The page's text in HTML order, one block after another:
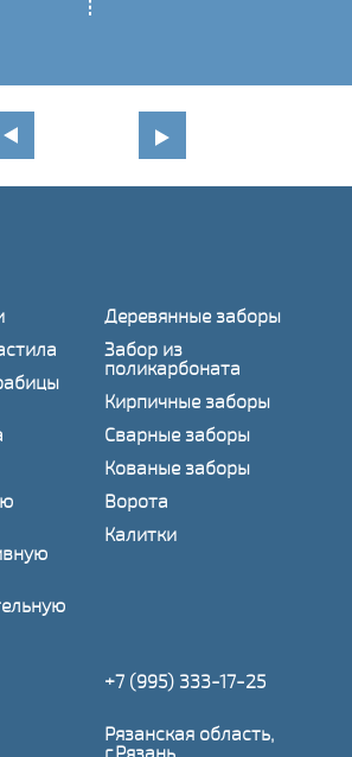
Деревянные заборы
Забор из
поликарбоната
Кирпичные заборы
Сварные заборы
Кованые заборы
Ворота
Калитки
+7 (995) 333-17-25
Рязанская область,